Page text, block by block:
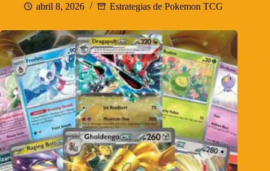
abril 8, 2026
Estrategias de Pokemon TCG